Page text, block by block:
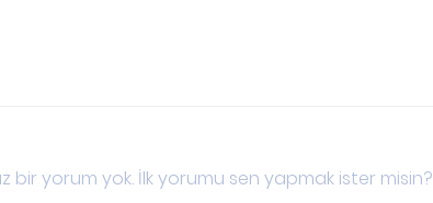
bir yorum yok. İlk yorumu sen yapmak ister misin?